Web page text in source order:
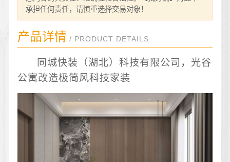
承担任何责任，请慎重选择交易对象！
产品详情 / PRODUCT DETAILS
同城快装（湖北）科技有限公司，光谷
公寓改造极简风科技家装